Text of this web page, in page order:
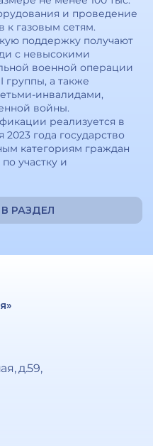
и проведение
газовым сетям.
поддержку получают
с невысокими
военной операции
а также
инвалидами,
войны.
реализуется в
2023 года государство
категориям граждан
участку и
РАЗДЕЛ
д.59,